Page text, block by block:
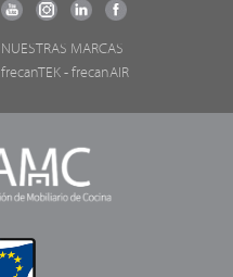
NUESTRAS MARCAS
frecanTEK - frecanAIR